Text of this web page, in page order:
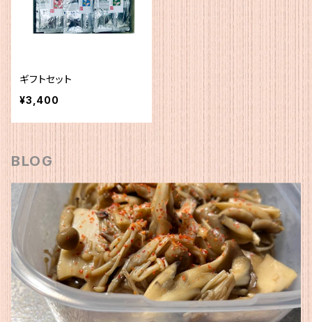
ギフトセット
¥3,400
BLOG